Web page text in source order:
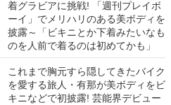
着グラビアに挑戦! 「週刊プレイボ
ーイ」でメリハリのある美ボディを
披露～「ビキニとか下着みたいなも
のを人前で着るのは初めてかも」
これまで胸元すら隠してきたバイク
を愛する旅人・有那が美ボディをビ
キニなどで初披露! 芸能界デビュー